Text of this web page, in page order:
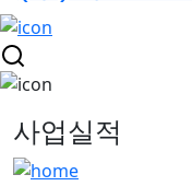
사업실적